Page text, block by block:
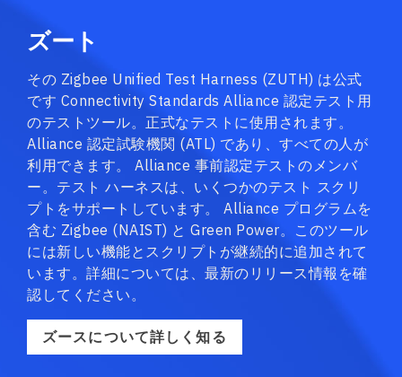
ズート
その Zigbee Unified Test Harness (ZUTH) は公式
です Connectivity Standards Alliance 認定テスト用
のテストツール。正式なテストに使用されます。
Alliance 認定試験機関 (ATL) であり、すべての人が
利用できます。 Alliance 事前認定テストのメンバ
ー。テスト ハーネスは、いくつかのテスト スクリ
プトをサポートしています。 Alliance プログラムを
含む Zigbee (NAIST) と Green Power。このツール
には新しい機能とスクリプトが継続的に追加されて
います。詳細については、最新のリリース情報を確
認してください。
ズースについて詳しく知る